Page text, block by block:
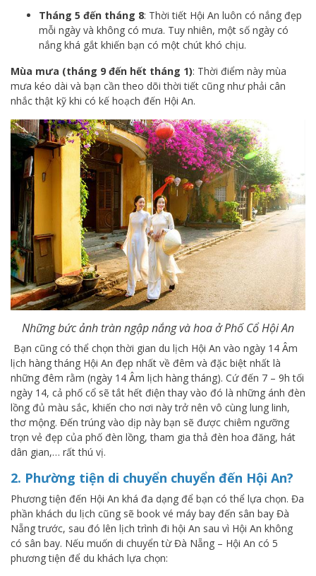
Tháng 5 đến tháng 8: Thời tiết Hội An luôn có nắng đẹp
mỗi ngày và không có mưa. Tuy nhiên, một số ngày có
nắng khá gắt khiến bạn có một chút khó chịu.
Mùa mưa (tháng 9 đến hết tháng 1): Thời điểm này mùa
mưa kéo dài và bạn cần theo dõi thời tiết cũng như phải cân
nhắc thật kỹ khi có kế hoạch đến Hội An.
Những bức ảnh tràn ngập nắng và hoa ở Phố Cổ Hội An
Bạn cũng có thể chọn thời gian du lịch Hội An vào ngày 14 Âm
lịch hàng tháng Hội An đẹp nhất về đêm và đặc biệt nhất là
những đêm rằm (ngày 14 Âm lịch hàng tháng). Cứ đến 7 – 9h tối
ngày 14, cả phố cổ sẽ tắt hết điện thay vào đó là những ánh đèn
lồng đủ màu sắc, khiến cho nơi này trở nên vô cùng lung linh,
thơ mộng. Đến trúng vào dịp này bạn sẽ được chiêm ngưỡng
trọn vẻ đẹp của phố đèn lồng, tham gia thả đèn hoa đăng, hát
dân gian,… rất thú vị.
2. Phường tiện di chuyển chuyển đến Hội An?
Phương tiện đến Hội An khá đa dạng để bạn có thể lựa chọn. Đa
phần khách du lịch cũng sẽ book vé máy bay đến sân bay Đà
Nẵng trước, sau đó lên lịch trình đi hội An sau vì Hội An không
có sân bay. Nếu muốn di chuyển từ Đà Nẵng – Hội An có 5
phương tiện để du khách lựa chọn: